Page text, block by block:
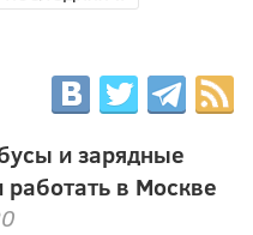
и зарядные
работать в Москве